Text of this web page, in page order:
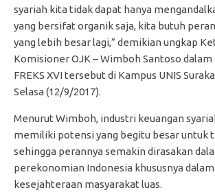
syariah kita tidak dapat hanya
yang bersifat organik saja, kita butuh
yang lebih besar lagi,” demikian ungkap
Komisioner OJK – Wimboh Santoso
FREKS XVI tersebut di Kampus UNIS
Selasa (12/9/2017).
Menurut Wimboh, industri keuangan
memiliki potensi yang begitu besar untuk
sehingga perannya semakin dirasakan
perekonomian Indonesia khususnya
kesejahteraan masyarakat luas.